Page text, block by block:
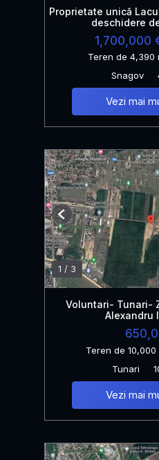
Proprietate unică
deschidere
1,700,000
Teren de 4,390
Snagov
Vezi mai
1 / 3
Previous
Voluntari- Tunari-
Alexandru
Teren de
Tunari
Vezi mai